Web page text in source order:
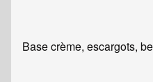
Base crème, escargots,